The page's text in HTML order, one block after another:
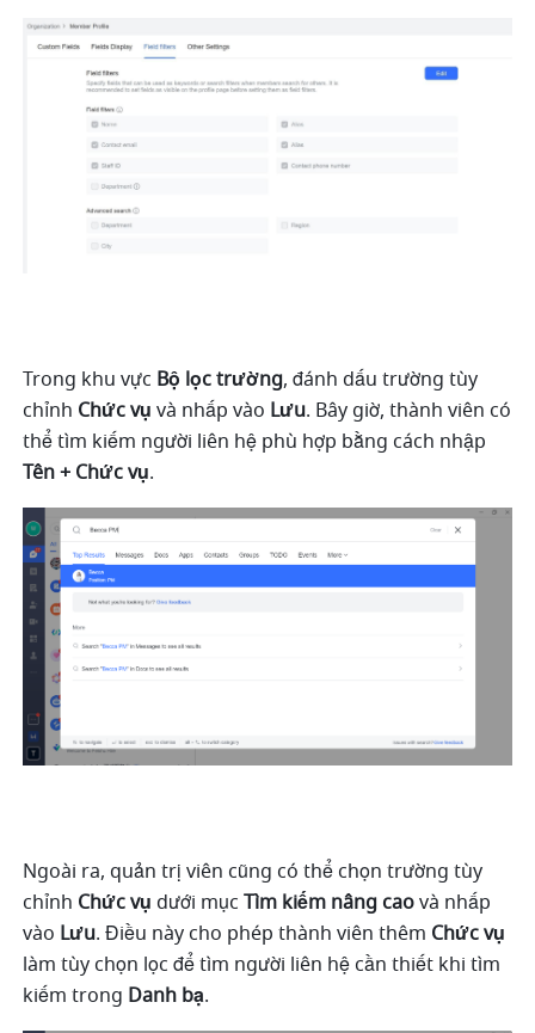
Trong khu vực Bộ lọc trường, đánh dấu trường tùy
chỉnh Chức vụ và nhấp vào Lưu. Bây giờ, thành viên có
Tên + Chức vụ.
Ngoài ra, quản trị viên cũng có thể chọn trường tùy
chỉnh Chức vụ dưới mục Tìm kiếm nâng cao và nhấp
vào Lưu. Điều này cho phép thành viên thêm Chức vụ
làm tùy chọn lọc để tìm người liên hệ cần thiết khi tìm
kiếm trong Danh bạ.